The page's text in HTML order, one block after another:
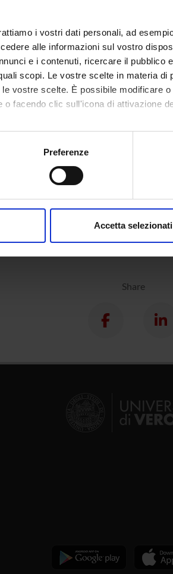
i vostri dati personali, ad
alle informazioni sul vostro
e i contenuti, ricercare il
scopi. Le vostre scelte in materia
vostre scelte. È possibile modificare
o facendo clic sull'icona di attivazione
anche:
sulla tua posizione geografica, con
in qualsiasi momento dalla
Preferenze
Accetta selezionati
(DNBM)
Share